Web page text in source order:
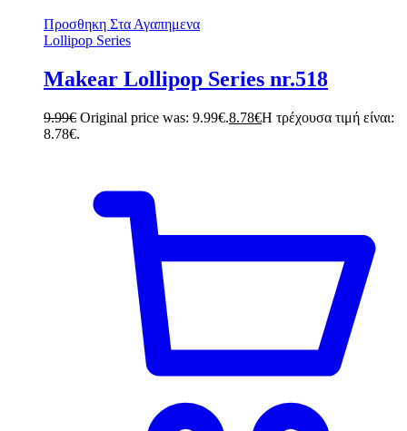
Προσθηκη Στα Αγαπημενα
Lollipop Series
Makear Lollipop Series nr.518
9.99€ Original price was: 9.99€.8.78€Η τρέχουσα τιμή είναι:
8.78€.